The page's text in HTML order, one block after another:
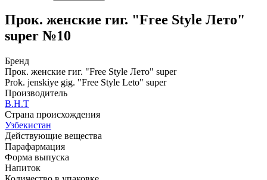
Прок. женские гиг. "Free Style Лето"
super №10
Бренд
Прок. женские гиг. "Free Style Лето" super
Prok. jenskiye gig. "Free Style Leto" super
Производитель
В.Н.Т
Страна происхождения
Узбекистан
Действующие вещества
Парафармация
Форма выпуска
Напиток